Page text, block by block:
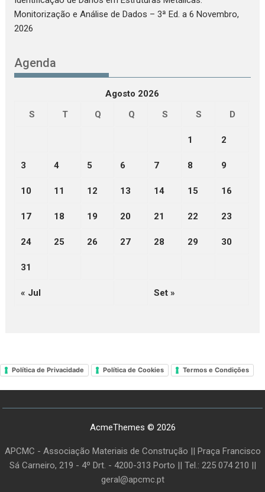
Monitorização e Análise de Dados – 3ª Ed. a 6 Novembro,
2026
Agenda
Agosto 2026
S
T Q Q S S D
1 2
3 4 5 6 7 8 9
10 11 12 13 14 15 16
17 18 19 20 21 22 23
24 25 26 27 28 29 30
31
« Jul Set »
Política de Privacidade Política de Cookies Termos e Condições
AcmeThemes © 2026
APCMC - Associação Materiais de Construção || Praça Francisco
Sá Carneiro, 219 - 4º Drt. - 4200-313 Porto || Tel.: 225 074 210 ||
geral@apcmc.pt